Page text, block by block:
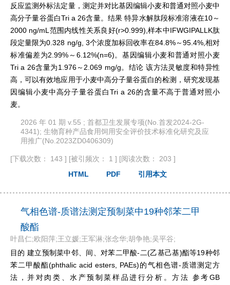
反应监测外标法定量，测定并对比基因编辑小麦和普通对照小麦中
高分子量谷蛋白Tri a 26含量。结果 特异水解肽段标准溶液在10～
2000 ng/mL范围内线性关系良好(r>0.999),样本中IFWGIPALLK肽
段定量限为0.328 ng/g, 3个浓度加标回收率在84.8%～95.4%,相对
标准偏差为2.99%～6.12%(n=6)。基因编辑小麦和普通对照小麦
Tri a 26含量为1.976～2.069 mg/g。结论 该方法灵敏度和特异性
高，可以有效地应用于小麦中高分子量谷蛋白的检测，研究发现基
因编辑小麦中高分子量谷蛋白Tri a 26的含量不高于普通对照小
麦。
2026 年 01 期 v.55 ; 首都卫生发展专项(No.首发2024-2G-
4341); 生物育种产品食用饲用安全评价技术标准化研究及应
用推广(No.2023ZD0406309)
[下载次数： 143 ] [被引频次： 1 ] [阅读次数： 203 ]
HTML
PDF 引用本文
气相色谱-质谱法测定预制菜中19种邻苯二甲
酸酯
叶昌仁;欧阳萍;王立媛;王军淋;张念华;胡争艳;吴平谷;
目的 建立预制菜中邻、间、对苯二甲酸-二(乙基己基)酯等19种邻
苯二甲酸酯(phthalic acid esters, PAEs)的气相色谱-质谱测定方
法，并对肉类、水产预制菜样品进行分析。方法 参考GB